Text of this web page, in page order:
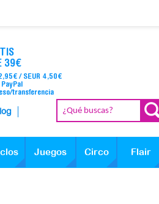
39€
/ SEUR 4,50€
transferencia
Juegos Circo Flair